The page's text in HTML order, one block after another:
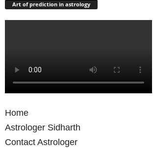
Art of prediction in astrology
Home
Astrologer Sidharth
Contact Astrologer